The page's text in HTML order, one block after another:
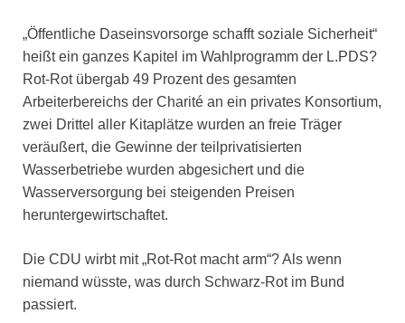
„Öffentliche Daseinsvorsorge schafft soziale Sicherheit“
heißt ein ganzes Kapitel im Wahlprogramm der L.PDS?
Rot-Rot übergab 49 Prozent des gesamten
Arbeiterbereichs der Charité an ein privates Konsortium,
zwei Drittel aller Kitaplätze wurden an freie Träger
veräußert, die Gewinne der teilprivatisierten
Wasserbetriebe wurden abgesichert und die
Wasserversorgung bei steigenden Preisen
heruntergewirtschaftet.
Die CDU wirbt mit „Rot-Rot macht arm“? Als wenn
niemand wüsste, was durch Schwarz-Rot im Bund
passiert.